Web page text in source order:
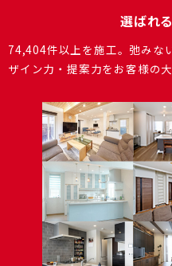
選ばれ
74,404件以上を施⼯。弛みな
ザイン⼒・提案⼒をお客様の